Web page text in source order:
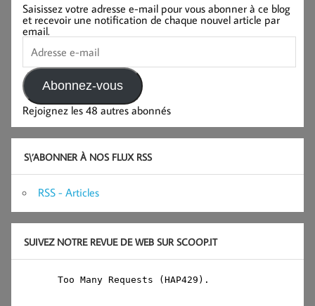
Saisissez votre adresse e-mail pour vous abonner à ce blog
et recevoir une notification de chaque nouvel article par
email.
Adresse
e-
mail
Abonnez-vous
Rejoignez les 48 autres abonnés
S\’ABONNER À NOS FLUX RSS
RSS - Articles
SUIVEZ NOTRE REVUE DE WEB SUR SCOOP.IT